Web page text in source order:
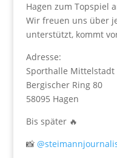
Hagen zum Topspiel
Wir freuen uns über
unterstützt, kommt
Adresse:
Sporthalle Mittelstadt
Bergischer Ring 80
58095 Hagen
Bis später 🔥
📸